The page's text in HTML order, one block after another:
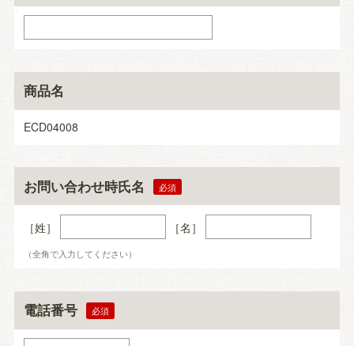
商品名
ECD04008
お問い合わせ時氏名
［姓］ ［名］
（全角で入力してください）
電話番号